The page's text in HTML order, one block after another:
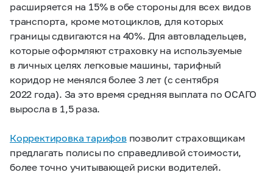
расширяется на 15% в обе стороны для всех видов
транспорта, кроме мотоциклов, для которых
границы сдвигаются на 40%. Для автовладельцев,
которые оформляют страховку на используемые
в личных целях легковые машины, тарифный
коридор не менялся более 3 лет (с сентября
2022 года). За это время средняя выплата по ОСАГО
выросла в 1,5 раза.
Корректировка тарифовпозволит страховщикам
предлагать полисы по справедливой стоимости,
более точно учитывающей риски водителей.